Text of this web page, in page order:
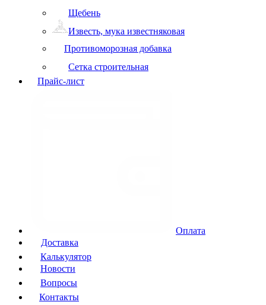
Щебень
Известь, мука известняковая
Противоморозная добавка
Сетка строительная
Прайс-лист
Оплата
Доставка
Калькулятор
Новости
Вопросы
Контакты